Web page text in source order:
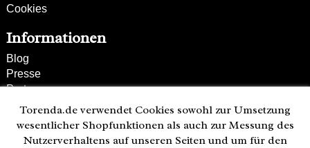
Cookies
Informationen
Blog
Presse
Partner
Versand und Zahlung
Bestellung wiederrufen
Torenda.de verwendet Cookies sowohl zur Umsetzung
wesentlicher Shopfunktionen als auch zur Messung des
Nutzerverhaltens auf unseren Seiten und um für den